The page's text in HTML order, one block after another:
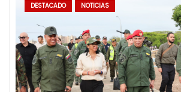
DESTACADO NOTICIAS